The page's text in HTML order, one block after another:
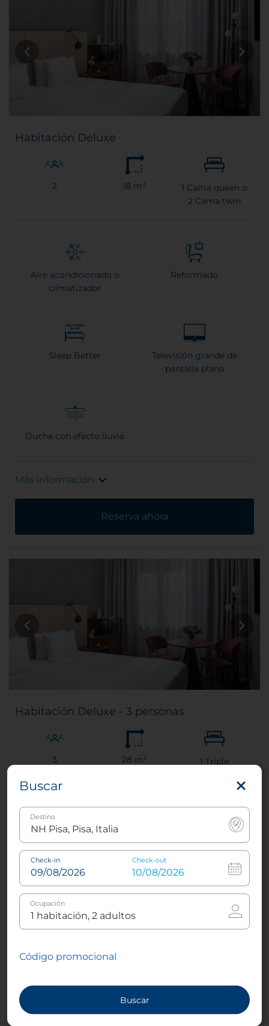
Habitación Deluxe
2 18 m² 1 Cama queen o
2 Cama twin
Aire acondicionado o
climatizador
Reformado
Sleep Better
Televisión grande de
pantalla plana
Ducha con efecto lluvia
Más información
Reserva ahora
Habitación Deluxe - 3 personas
3 28 m² 1 Triple
Aire acondicionado o
climatizador
Televisión grande de
pantalla plana
Ducha con efecto lluvia
Buscar
Destino
Check-in Check-out
Ocupación
Código promocional
Buscar